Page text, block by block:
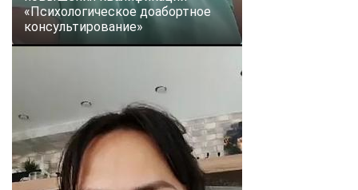
«Психологическое доабортное
консультирование»